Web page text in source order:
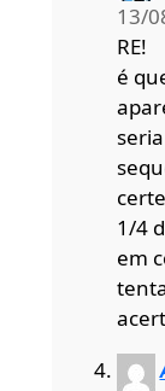
13/
RE!
é
1/4
em